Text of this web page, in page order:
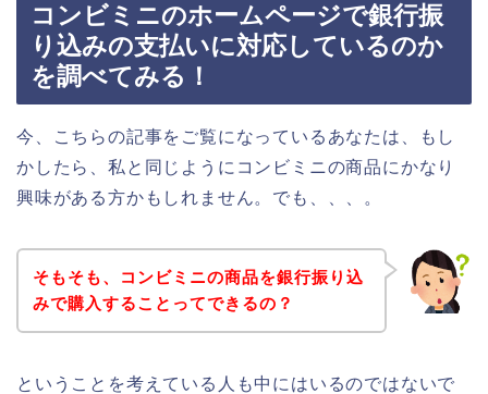
コンビミニのホームページで銀行振
り込みの支払いに対応しているのか
を調べてみる！
今、こちらの記事をご覧になっているあなたは、もし
かしたら、私と同じようにコンビミニの商品にかなり
興味がある方かもしれません。でも、、、。
そもそも、コンビミニの商品を銀行振り込
みで購入することってできるの？
ということを考えている人も中にはいるのではないで